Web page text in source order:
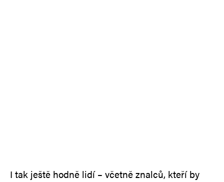
I tak ještě hodně lidí – včetně znalců, kteří by